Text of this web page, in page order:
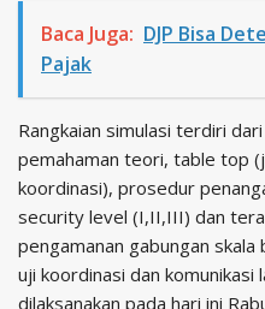
Baca Juga: DJP Bisa
Pajak
Rangkaian simulasi terdiri
pemahaman teori, table top
koordinasi), prosedur
security level (I,II,III) dan
pengamanan gabungan
uji koordinasi dan komunikasi
dilaksanakan pada hari ini